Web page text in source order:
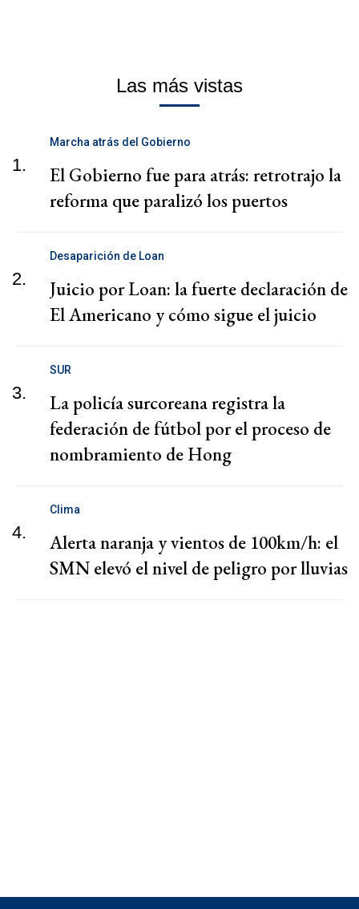
Las más vistas
1.
Marcha atrás del Gobierno
El Gobierno fue para atrás: retrotrajo la
reforma que paralizó los puertos
2.
Desaparición de Loan
Juicio por Loan: la fuerte declaración de
El Americano y cómo sigue el juicio
3.
SUR
La policía surcoreana registra la
federación de fútbol por el proceso de
nombramiento de Hong
4.
Clima
Alerta naranja y vientos de 100km/h: el
SMN elevó el nivel de peligro por lluvias